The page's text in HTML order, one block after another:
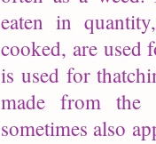
eaten in
cooked, are used
is used for
made from the
sometimes also